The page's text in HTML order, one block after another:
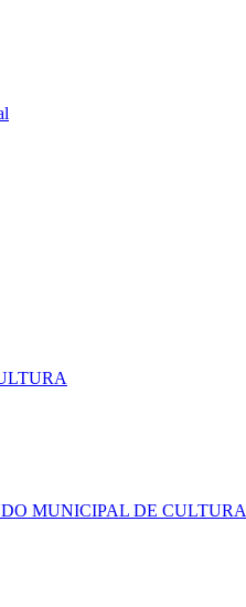
MUNICIPAL DE CULTURA